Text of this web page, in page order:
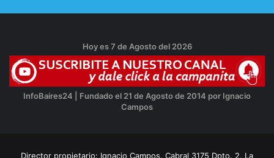
Hoy es 7 de Agosto del 2026
InfoBaires24 | Fundado el 21 de Agosto de 2014 por Ignacio
Campos
Director propietario: Ignacio Campos, Cabral 3175 Dpto. 2, La